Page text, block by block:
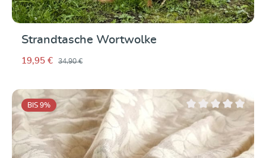
Strandtasche Wortwolke
19,95 € 34,90 €
BIS 9%
Durchschnittliche